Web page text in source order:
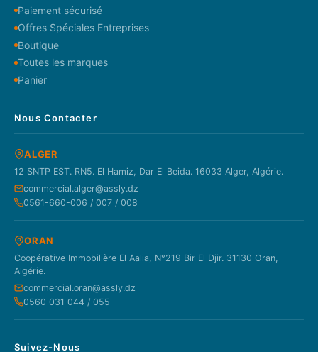
Paiement sécurisé
Offres Spéciales Entreprises
Boutique
Toutes les marques
Panier
Nous Contacter
ALGER
12 SNTP EST. RN5. El Hamiz, Dar El Beida. 16033 Alger, Algérie.
commercial.alger@assly.dz
0561-660-006 / 007 / 008
ORAN
Coopérative Immobilière El Aalia, N°219 Bir El Djir. 31130 Oran,
Algérie.
commercial.oran@assly.dz
0560 031 044 / 055
Suivez-Nous